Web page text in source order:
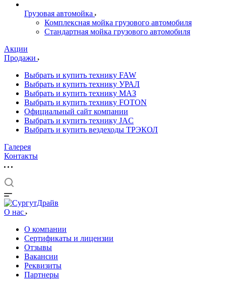
Грузовая автомойка
Комплексная мойка грузового автомобиля
Стандартная мойка грузового автомобиля
Акции
Продажи
Выбрать и купить технику FAW
Выбрать и купить технику УРАЛ
Выбрать и купить технику МАЗ
Выбрать и купить технику FOTON
Официальный сайт компании
Выбрать и купить технику JAC
Выбрать и купить вездеходы ТРЭКОЛ
Галерея
Контакты
О нас
О компании
Сертификаты и лицензии
Отзывы
Вакансии
Реквизиты
Партнеры